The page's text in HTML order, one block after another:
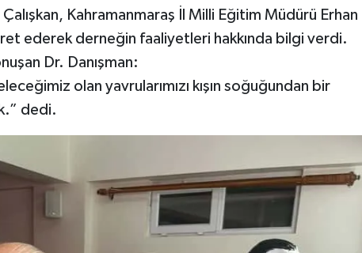
Çalışkan, Kahramanmaraş İl Milli Eğitim Müdürü Erhan
ederek derneğin faaliyetleri hakkında bilgi verdi.
Dr. Danışman:
olan yavrularımızı kışın soğuğundan bir
dedi.